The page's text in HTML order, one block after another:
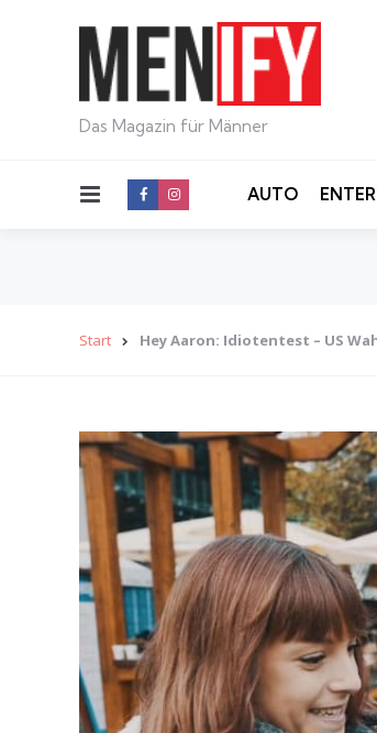
Das Magazin für Männer
Menu AUTO
Start Hey Aaron: Idiotentest – US